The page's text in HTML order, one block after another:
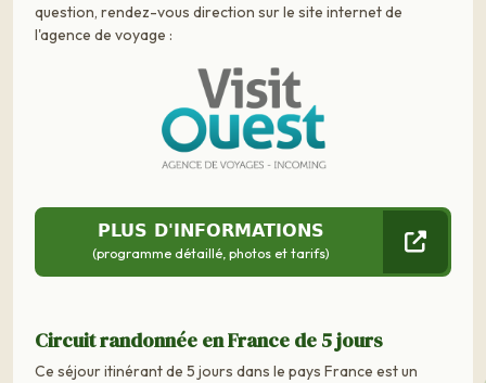
question, rendez-vous direction sur le site internet de
l'agence de voyage :
PLUS D'INFORMATIONS
(programme détaillé, photos et tarifs)
Circuit randonnée en France de 5 jours
Ce séjour itinérant de 5 jours dans le pays France est un